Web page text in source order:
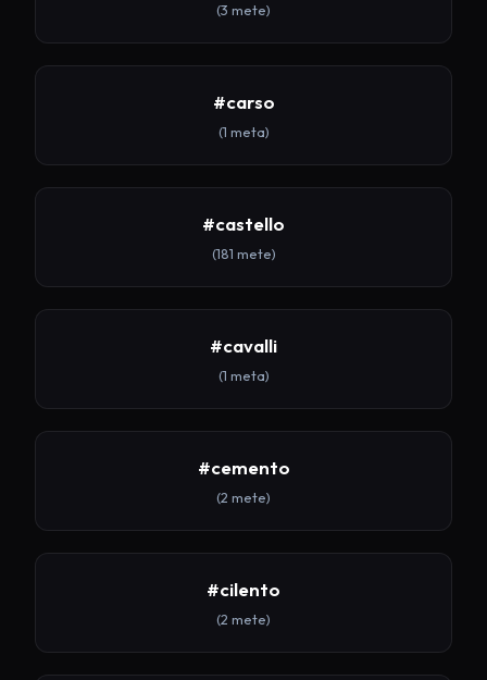
(3 mete)
#carso
(1 meta)
#castello
(181 mete)
#cavalli
(1 meta)
#cemento
(2 mete)
#cilento
(2 mete)